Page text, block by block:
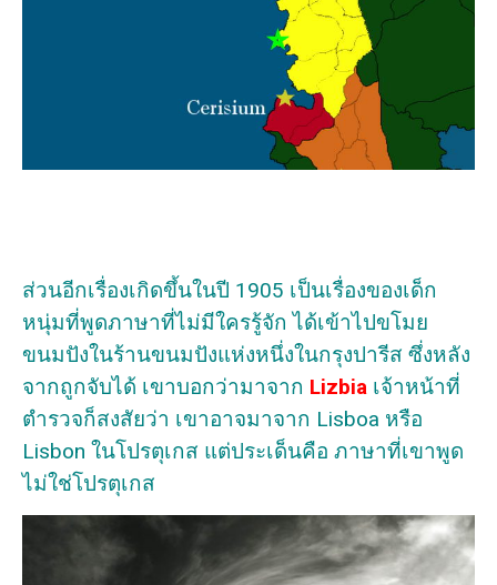
ส่วนอีกเรื่องเกิดขึ้นในปี 1905 เป็นเรื่องของเด็ก
หนุ่มที่พูดภาษาที่ไม่มีใครรู้จัก ได้เข้าไปขโมย
ขนมปังในร้านขนมปังแห่งหนึ่งในกรุงปารีส ซึ่งหลัง
จากถูกจับได้ เขาบอกว่ามาจาก Lizbia เจ้าหน้าที่
ตำรวจก็สงสัยว่า เขาอาจมาจาก Lisboa หรือ
Lisbon ในโปรตุเกส แต่ประเด็นคือ ภาษาที่เขาพูด
ไม่ใช่โปรตุเกส